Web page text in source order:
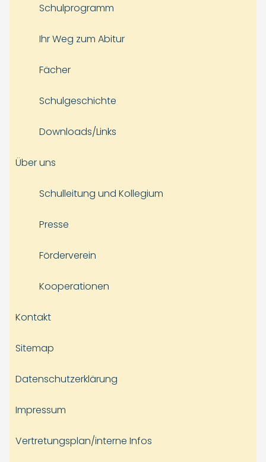
Schulprogramm
Ihr Weg zum Abitur
Fächer
Schulgeschichte
Downloads/Links
Über uns
Schulleitung und Kollegium
Presse
Förderverein
Kooperationen
Kontakt
Sitemap
Datenschutzerklärung
Impressum
Vertretungsplan/interne Infos